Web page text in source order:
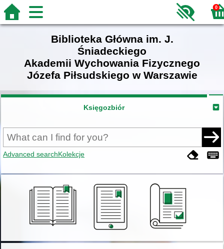
0
Biblioteka Główna im. J.
Śniadeckiego
Akademii Wychowania Fizycznego
Józefa Piłsudskiego w Warszawie
Księgozbiór
Advanced searchKolekcje